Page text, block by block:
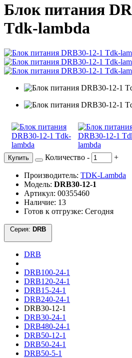
Блок питания
Tdk-lambda
Купить Количество - +
Производитель: TDK-Lambda
Модель: DRB30-12-1
Артикул: 00355460
Наличие: 13
Готов к отгрузке: Сегодня
Серия:
DRB
DRB100-24-1
DRB120-24-1
DRB15-24-1
DRB240-24-1
DRB30-12-1
DRB30-24-1
DRB480-24-1
DRB50-12-1
DRB50-24-1
DRB50-5-1